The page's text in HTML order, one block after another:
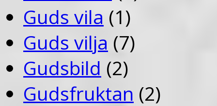
Guds vila (1)
Guds vilja (7)
Gudsbild (2)
Gudsfruktan (2)